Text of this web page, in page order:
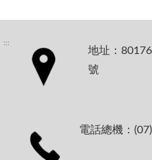
:::
地址：
號
電話總機：